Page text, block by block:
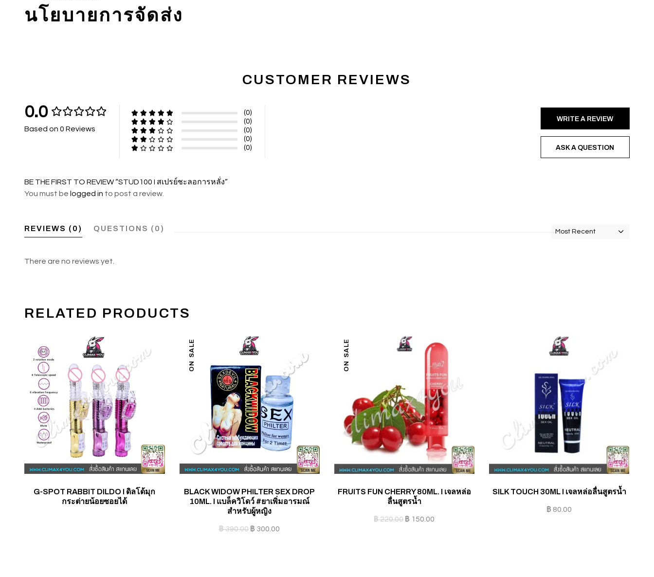
นโยบายการจัดส่ง
CUSTOMER REVIEWS
0.0
Based on 0 Reviews
(0)
(0)
(0)
(0)
(0)
WRITE A REVIEW
ASK A QUESTION
BE THE FIRST TO REVIEW “STUD100 I สเปรย์ชะลอการหลั่ง”
You must be logged in to post a review.
REVIEWS (0) QUESTIONS (0) Most Recent
There are no reviews yet.
RELATED PRODUCTS
G-SPOT RABBIT DILDO I ดิลโด้มุก
กระต่ายน้อยซอยได้
ON SALE
BLACK WIDOW PHILTER SEX DROP
10ML. I แบล็ควิโดว์ #ยาเพิ่มอารมณ์
สำหรับผู้หญิง
฿390.00 ฿ 300.00
ON SALE
FRUITS FUN CHERRY 80ML. I เจลหล่อ
ลื่นสูตรน้ำ
฿220.00 ฿ 150.00
SILK TOUCH 30ML I เจลหล่อลื่นสูตรน้ำ
฿ 80.00